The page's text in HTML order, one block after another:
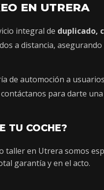
EN UTRERA
integral de duplicado,
a distancia,
de automoción a
para darte
TU COCHE?
taller en Utrera somos
garantía y en el acto.